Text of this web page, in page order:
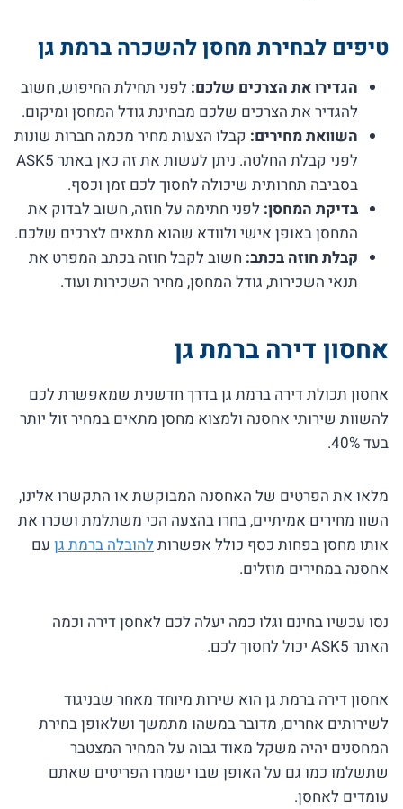
טיפים לבחירת מחסן להשכרה ברמת גן
הגדירו את הצרכים שלכם: לפני תחילת החיפוש, חשוב
להגדיר את הצרכים שלכם מבחינת גודל המחסן ומיקום.
השוואת מחירים: קבלו הצעות מחיר מכמה חברות שונות
לפני קבלת החלטה. ניתן לעשות את זה כאן באתר ASK5
בסביבה תחרותית שיכולה לחסוך לכם זמן וכסף.
בדיקת המחסן: לפני חתימה על חוזה, חשוב לבדוק את
המחסן באופן אישי ולוודא שהוא מתאים לצרכים שלכם.
קבלת חוזה בכתב: חשוב לקבל חוזה בכתב המפרט את
תנאי השכירות, גודל המחסן, מחיר השכירות ועוד.
אחסון דירה ברמת גן
אחסון תכולת דירה ברמת גן בדרך חדשנית שמאפשרת לכם
להשוות שירותי אחסנה ולמצוא מחסן מתאים במחיר זול יותר
בעד 40%.
מלאו את הפרטים של האחסנה המבוקשת או התקשרו אלינו,
השוו מחירים אמיתיים, בחרו בהצעה הכי משתלמת ושכרו את
אותו מחסן בפחות כסף כולל אפשרות להובלה ברמת גן עם
אחסנה במחירים מוזלים.
נסו עכשיו בחינם וגלו כמה יעלה לכם לאחסן דירה וכמה
האתר ASK5 יכול לחסוך לכם.
אחסון דירה ברמת גן הוא שירות מיוחד מאחר שבניגוד
לשירותים אחרים, מדובר במשהו מתמשך ושלאופן בחירת
המחסנים יהיה משקל מאוד גבוה על המחיר המצטבר
שתשלמו כמו גם על האופן שבו ישמרו הפריטים שאתם
עומדים לאחסן.